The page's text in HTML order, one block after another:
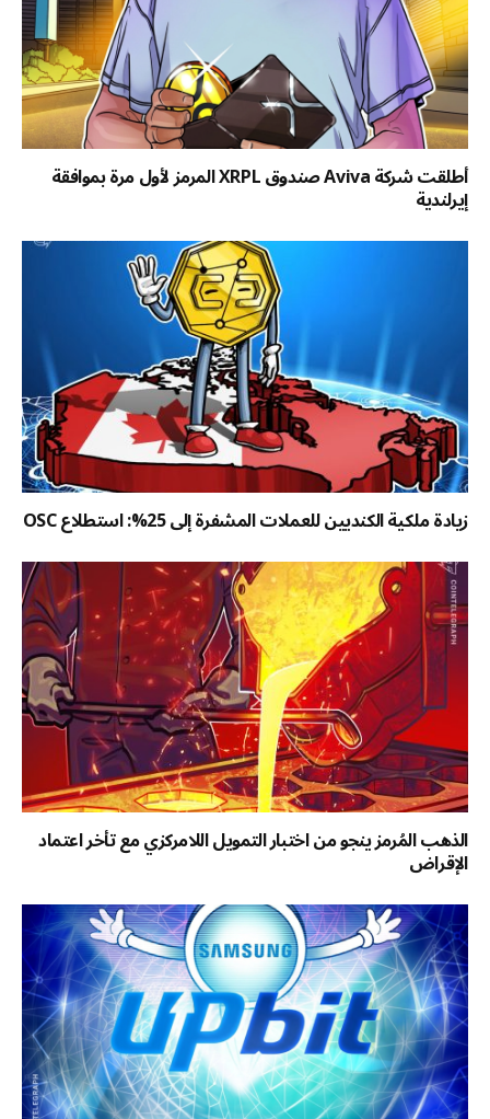
أطلقت شركة Aviva صندوق XRPL المرمز لأول مرة بموافقة
إيرلندية
زيادة ملكية الكنديين للعملات المشفرة إلى 25%: استطلاع OSC
الذهب المُرمز ينجو من اختبار التمويل اللامركزي مع تأخر اعتماد
الإقراض